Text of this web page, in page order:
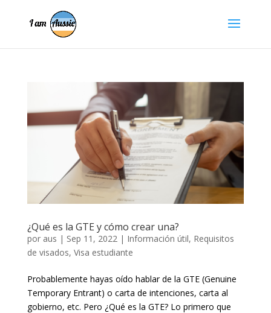
¿Qué es la GTE y cómo crear una?
por aus | Sep 11, 2022 | Información útil, Requisitos
de visados, Visa estudiante
Probablemente hayas oído hablar de la GTE (Genuine
Temporary Entrant) o carta de intenciones, carta al
gobierno, etc. Pero ¿Qué es la GTE? Lo primero que